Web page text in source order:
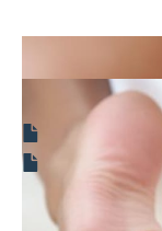
Allgemeine
Die Zeit nach
Letzte